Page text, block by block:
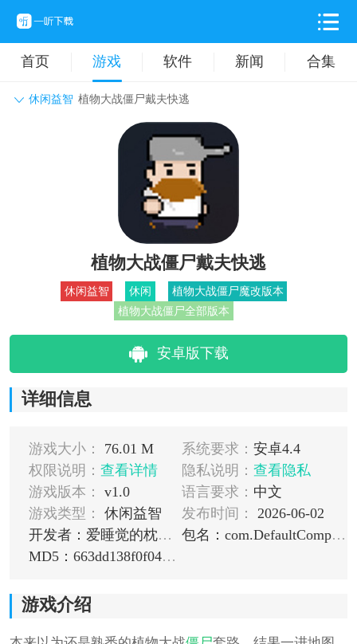
首页 游戏 软件 新闻 合集
休闲益智 植物大战僵尸戴夫快逃
动作格斗 休闲益智
卡牌对战 音乐舞蹈
挂机养成
植物大战僵尸戴夫快逃
休闲益智 休闲
植物大战僵尸魔改版本
植物大战僵尸全部版本
安卓版下载
详细信息
游戏大小： 76.01 M 系统要求： 安卓4.4
权限说明： 查看详情 隐私说明： 查看隐私
游戏版本：
v1.0 语言要求： 中文
游戏类型：
休闲益智 发布时间：
2026-06-02
开发者：爱睡觉的枕头同学
包名：com.DefaultCompany.DaiFuRun
MD5：663dd138f0f04d214eb61c8018b79a80
游戏介绍